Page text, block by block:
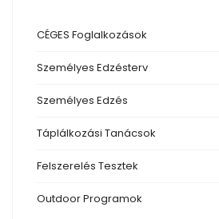
CÉGES Foglalkozások
Személyes Edzésterv
Személyes Edzés
Táplálkozási Tanácsok
Felszerelés Tesztek
OutdoorProgramok